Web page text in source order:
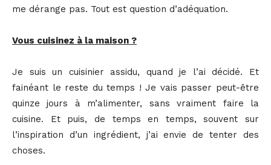
me dérange pas. Tout est question d’adéquation.
Vous cuisinez à la maison ?
Je suis un cuisinier assidu, quand je l’ai décidé. Et
fainéant le reste du temps ! Je vais passer peut-être
quinze jours à m’alimenter, sans vraiment faire la
cuisine. Et puis, de temps en temps, souvent sur
l’inspiration d’un ingrédient, j’ai envie de tenter des
choses.